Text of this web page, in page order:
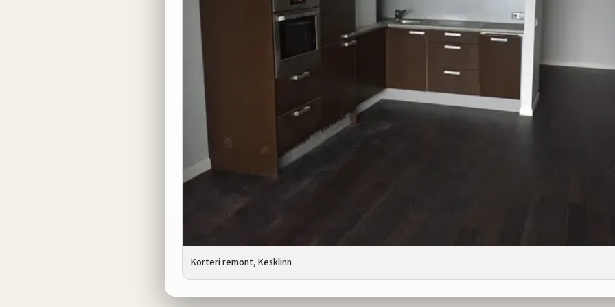
Korteri remont, Kesklinn